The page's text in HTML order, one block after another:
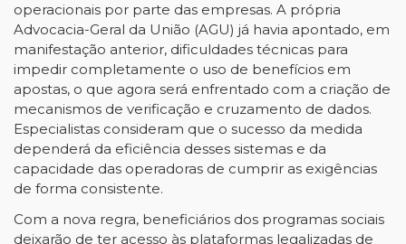
operacionais por parte das empresas. A própria
Advocacia-Geral da União (AGU) já havia apontado, em
manifestação anterior, dificuldades técnicas para
impedir completamente o uso de benefícios em
apostas, o que agora será enfrentado com a criação de
mecanismos de verificação e cruzamento de dados.
Especialistas consideram que o sucesso da medida
dependerá da eficiência desses sistemas e da
capacidade das operadoras de cumprir as exigências
de forma consistente.
Com a nova regra, beneficiários dos programas sociais
deixarão de ter acesso às plataformas legalizadas de